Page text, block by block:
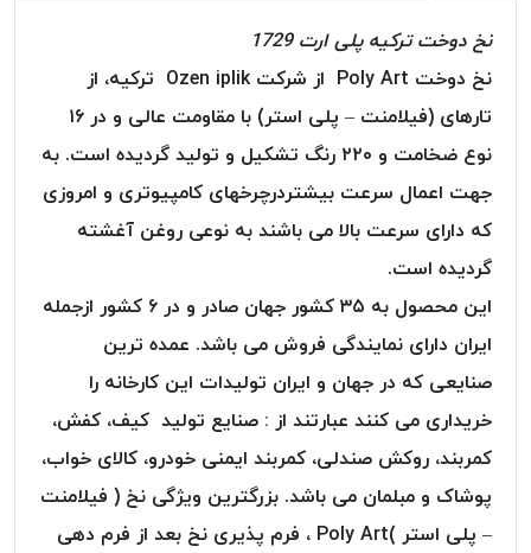
KORD
نخ
توری
نخ
توری
پلیسه
کرد
OMEGA
نخ
توری
پلیسه
پلاس
PPLUS
نخ
نخ دوخت ترکیه پلی ارت 1729
نخ دوخت Poly Art از شرکت Ozen iplik ترکیه، از
تارهای (فیلامنت – پلی استر) با مقاومت عالی و در ۱۶
نوع ضخامت و ۲۲۰ رنگ تشکیل و تولید گردیده است. به
جهت اعمال سرعت بیشتردرچرخهای کامپیوتری و امروزی
که دارای سرعت بالا می باشند به نوعی روغن آغشته
گردیده است.
این محصول به ۳۵ کشور جهان صادر و در ۶ کشور ازجمله
ایران دارای نمایندگی فروش می باشد. عمده ترین
صنایعی که در جهان و ایران تولیدات این کارخانه را
خریداری می کنند عبارتند از : صنایع تولید کیف، کفش،
کمربند، روکش صندلی، کمربند ایمنی خودرو، کالای خواب،
پوشاک و مبلمان می باشد. بزرگترین ویژگی نخ ( فیلامنت
– پلی استر )Poly Art ، فرم پذیری نخ بعد از فرم دهی